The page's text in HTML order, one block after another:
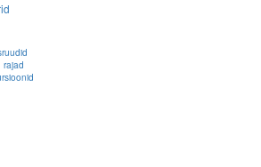
rajad